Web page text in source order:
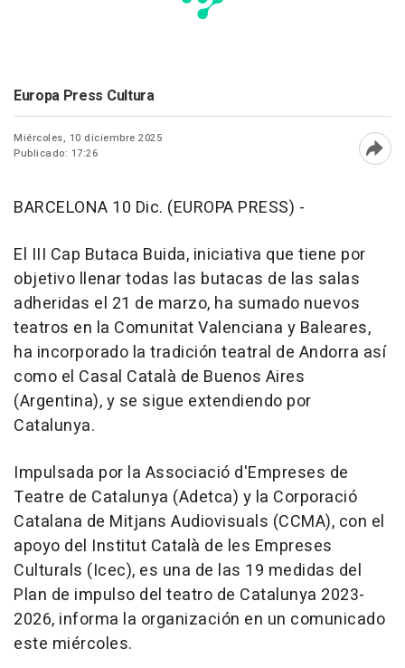
Europa Press Cultura
Miércoles, 10 diciembre 2025
Publicado: 17:26
BARCELONA 10 Dic. (EUROPA PRESS) -
El III Cap Butaca Buida, iniciativa que tiene por
objetivo llenar todas las butacas de las salas
adheridas el 21 de marzo, ha sumado nuevos
teatros en la Comunitat Valenciana y Baleares,
ha incorporado la tradición teatral de Andorra así
como el Casal Català de Buenos Aires
(Argentina), y se sigue extendiendo por
Catalunya.
Impulsada por la Associació d'Empreses de
Teatre de Catalunya (Adetca) y la Corporació
Catalana de Mitjans Audiovisuals (CCMA), con el
apoyo del Institut Català de les Empreses
Culturals (Icec), es una de las 19 medidas del
Plan de impulso del teatro de Catalunya 2023-
2026, informa la organización en un comunicado
este miércoles.